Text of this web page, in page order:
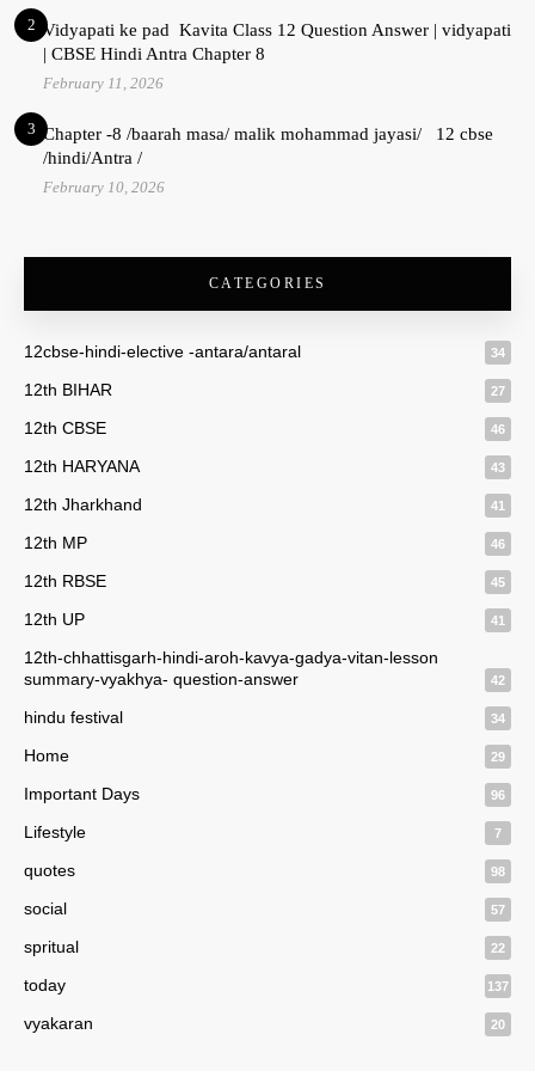
2 Vidyapati ke pad Kavita Class 12 Question Answer | vidyapati
| CBSE Hindi Antra Chapter 8
February 11, 2026
3 Chapter -8 /baarah masa/ malik mohammad jayasi/ 12 cbse
/hindi/Antra /
February 10, 2026
CATEGORIES
12cbse-hindi-elective -antara/antaral 34
12th BIHAR 27
12th CBSE 46
12th HARYANA 43
12th Jharkhand 41
12th MP 46
12th RBSE 45
12th UP 41
12th-chhattisgarh-hindi-aroh-kavya-gadya-vitan-lesson
summary-vyakhya- question-answer
42
hindu festival 34
Home 29
Important Days 96
Lifestyle 7
quotes 98
social 57
spritual 22
today 137
vyakaran 20